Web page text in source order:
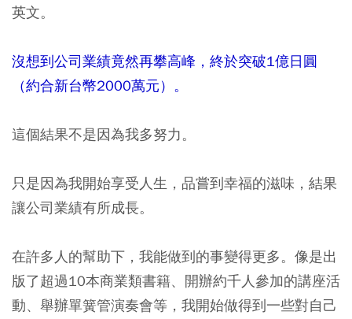
英文。
沒想到公司業績竟然再攀高峰，終於突破1億日圓
（約合新台幣2000萬元）。
這個結果不是因為我多努力。
只是因為我開始享受人生，品嘗到幸福的滋味，結果
讓公司業績有所成長。
在許多人的幫助下，我能做到的事變得更多。像是出
版了超過10本商業類書籍、開辦約千人參加的講座活
動、舉辦單簧管演奏會等，我開始做得到一些對自己